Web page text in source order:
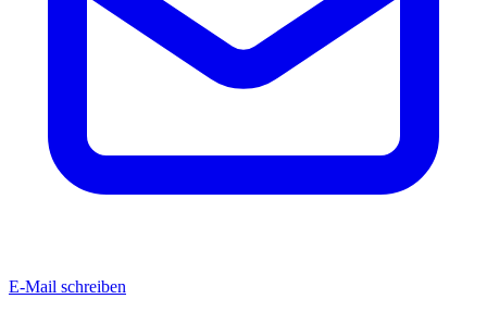
E-Mail schreiben